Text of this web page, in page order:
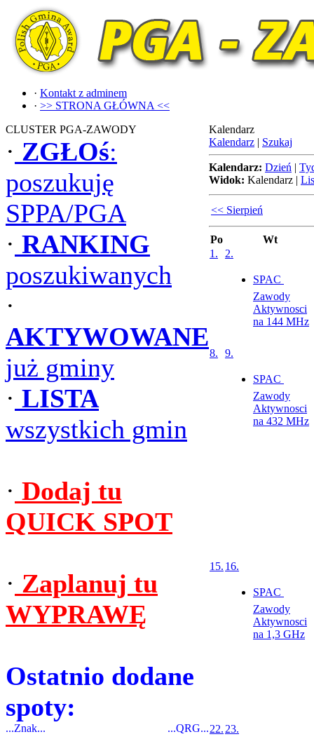
· Kontakt z adminem
· >> STRONA GŁÓWNA <<
CLUSTER PGA-ZAWODY
· ZGŁOś:
poszukuję
SPPA/PGA
· RANKING
poszukiwanych
·
AKTYWOWANE
już gminy
· LISTA
wszystkich gmin
· Dodaj tu
QUICK SPOT
· Zaplanuj tu
WYPRAWĘ
Ostatnio dodane
spoty:
...Znak... ...QRG...
Kalendarz
Kalendarz | Szukaj
Kalendarz: Dzień |
Widok: Kalendarz |
<< Sierpień
Po
Wt
1.
2.
SPAC 
Zawody
Aktywnosci
na 144 MHz
8. 9.
SPAC 
Zawody
Aktywnosci
na 432 MHz
15. 16.
SPAC 
Zawody
Aktywnosci
na 1,3 GHz
22. 23.